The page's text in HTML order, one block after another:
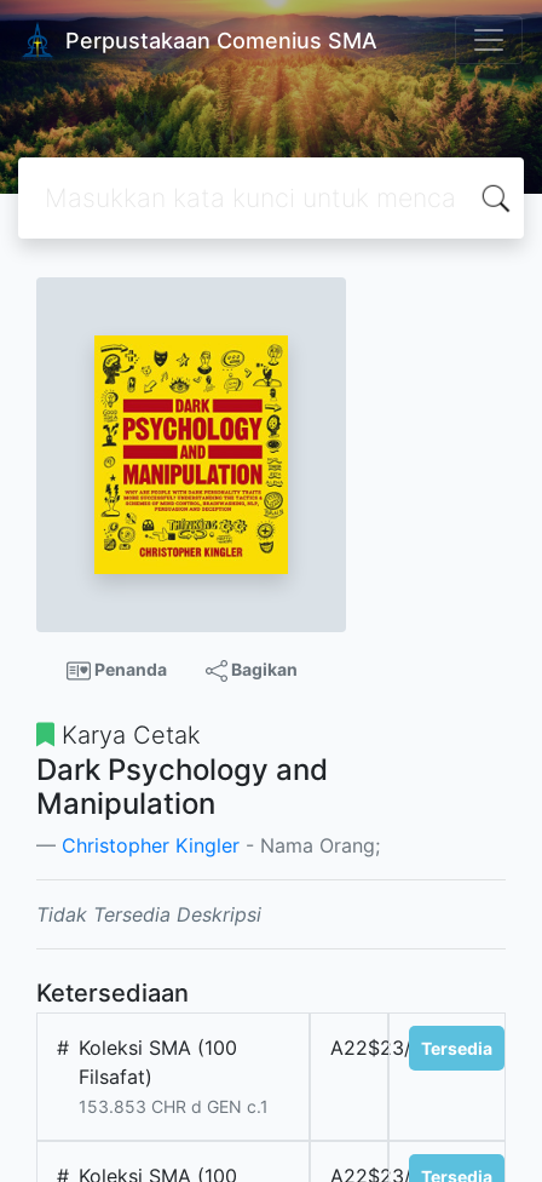
Perpustakaan Comenius SMA
Penanda Bagikan
Karya Cetak
Dark Psychology and
Manipulation
Christopher Kingler - Nama Orang;
Tidak Tersedia Deskripsi
Ketersediaan
# Koleksi SMA (100
Filsafat)
153.853 CHR d GEN c.1
A22$23/88Tersedia
# Koleksi SMA (100
A22$23/89Tersedia